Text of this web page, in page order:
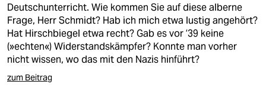
Deutschunterricht. Wie kommen Sie auf diese alberne
Frage, Herr Schmidt? Hab ich mich etwa lustig angehört?
Hat Hirschbiegel etwa recht? Gab es vor ’39 keine
(»echten«) Widerstandskämpfer? Konnte man vorher
nicht wissen, wo das mit den Nazis hinführt?
zum Beitrag